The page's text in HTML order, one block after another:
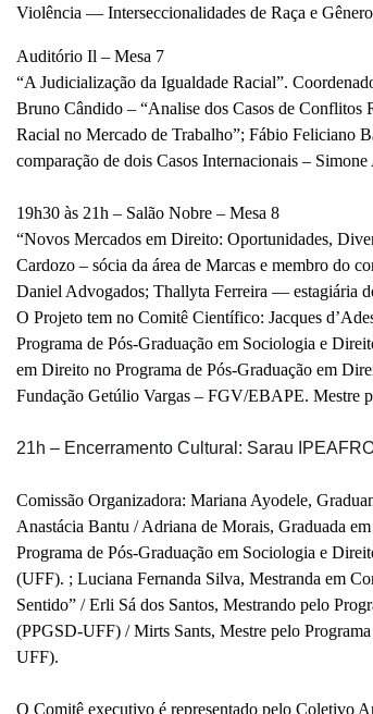
Violência — Interseccionalidades de Raça e
Auditório Il – Mesa 7
“A Judicialização da Igualdade Racial”.
Bruno Cândido – “Analise dos Casos de Conflitos
Racial no Mercado de Trabalho”; Fábio Feliciano
comparação de dois Casos Internacionais –
19h30 às 21h – Salão Nobre – Mesa 8
“Novos Mercados em Direito: Oportunidades,
Cardozo – sócia da área de Marcas e membro do
Daniel Advogados; Thallyta Ferreira — estagiária
O Projeto tem no Comitê Científico: Jacques
Programa de Pós-Graduação em Sociologia e
em Direito no Programa de Pós-Graduação em
Fundação Getúlio Vargas – FGV/EBAPE. Mestre
21h – Encerramento Cultural: Sarau
Comissão Organizadora: Mariana Ayodele,
Anastácia Bantu / Adriana de Morais, Graduada
Programa de Pós-Graduação em Sociologia e
(UFF). ; Luciana Fernanda Silva, Mestranda em
Sentido” / Erli Sá dos Santos, Mestrando pelo
(PPGSD-UFF) / Mirts Sants, Mestre pelo
UFF).
O Comitê executivo é representado pelo Coletivo